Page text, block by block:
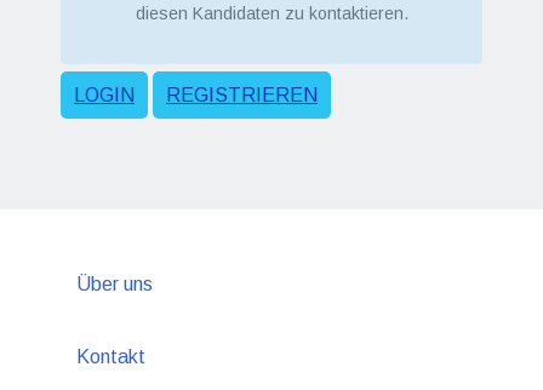
diesen Kandidaten zu kontaktieren.
LOGIN REGISTRIEREN
Über uns
Kontakt